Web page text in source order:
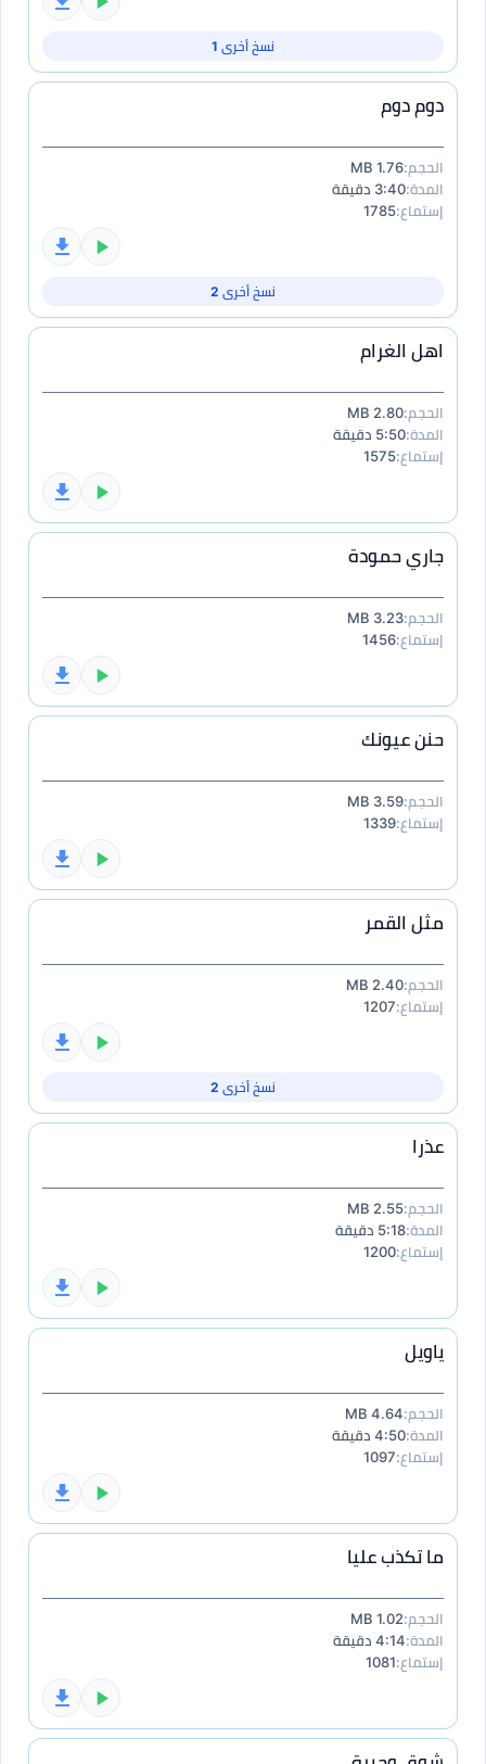
نسخ أخرى 1
دوم دوم
الحجم:1.76 MB
المدة:3:40 دقيقة
إستماع:1785
نسخ أخرى 2
اهل الغرام
الحجم:2.80 MB
المدة:5:50 دقيقة
إستماع:1575
جاري حمودة
الحجم:3.23 MB
إستماع:1456
حنن عيونك
الحجم:3.59 MB
إستماع:1339
مثل القمر
الحجم:2.40 MB
إستماع:1207
نسخ أخرى 2
عذرا
الحجم:2.55 MB
المدة:5:18 دقيقة
إستماع:1200
ياويل
الحجم:4.64 MB
المدة:4:50 دقيقة
إستماع:1097
ما تكذب عليا
الحجم:1.02 MB
المدة:4:14 دقيقة
إستماع:1081